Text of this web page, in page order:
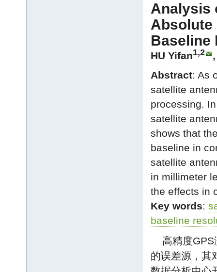
Analysis
Absolute
Baseline
HU Yifan1,2
Abstract: As
satellite
processing.
satellite
shows that
baseline in
satellite
in millimeter
the effects in
Key words:
baseline
高精度
的误差源，其